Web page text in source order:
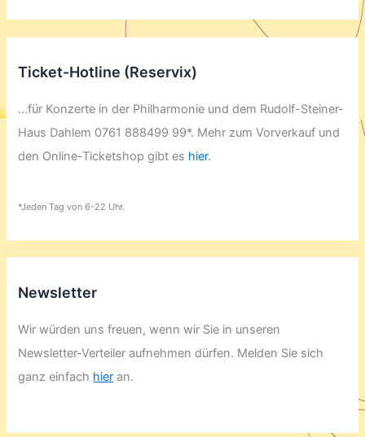
Ticket-Hotline (Reservix)
...für Konzerte in der Philharmonie und dem Rudolf-Steiner-
Haus Dahlem 0761 888499 99*. Mehr zum Vorverkauf und
den Online-Ticketshop gibt es hier.
*Jeden Tag von 6-22 Uhr.
Newsletter
Wir würden uns freuen, wenn wir Sie in unseren
Newsletter-Verteiler aufnehmen dürfen. Melden Sie sich
ganz einfach hier an.